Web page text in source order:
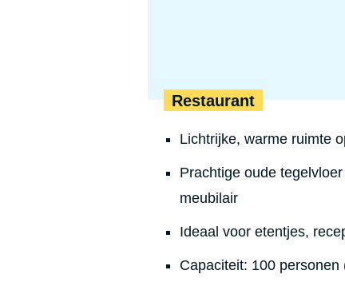
Restaurant
Lichtrijke, warme ruimte
Prachtige oude
meubilair
Ideaal voor etentjes,
Capaciteit: 100 personen